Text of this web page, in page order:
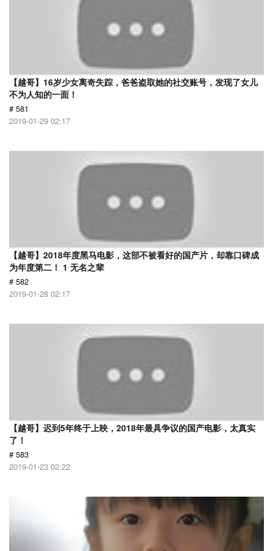
【越哥】16岁少女离奇失踪，爸爸盗取她的社交账号，发现了女儿
不为人知的一面！
# 581
2019-01-29 02:17
【越哥】2018年度黑马电影，这部不被看好的国产片，却靠口碑成
为年度第二！ 1 无名之辈
# 582
2019-01-28 02:17
【越哥】迟到5年终于上映，2018年最具争议的国产电影，太真实
了！
# 583
2019-01-23 02:22